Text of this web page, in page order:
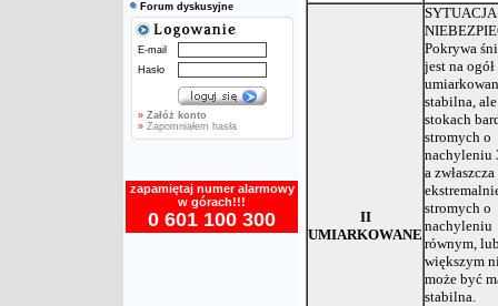
Forum dyskusyjne
E-mail
Hasło
» Załóż konto
»Zapomniałem hasła
zapamiętaj numer alarmowy
w górach!!!
0 601 100 300
II
UMIARKOWANE
SYTUACJA
Pokrywa
jest na ogół
stabilna,
stokach
stromych o
nachyleniu
a zwłaszcza
stromych o
nachyleniu
równym,
większym
może być
stabilna.